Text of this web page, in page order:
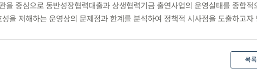
을 중심으로 동반성장협력대출과 상생협력기금 출연사업의 운영실태를 종합적
을 저해하는 운영상의 문제점과 한계를 분석하여 정책적 시사점을 도출하고자
목